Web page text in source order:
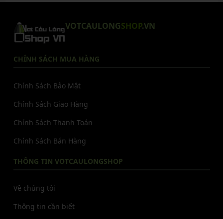
VOTCAULONGSHOP.VN
CHÍNH SÁCH MUA HÀNG
Chính Sách Bảo Mật
Chính Sách Giao Hàng
Chính Sách Thanh Toán
Chính Sách Bán Hàng
THÔNG TIN VOTCAULONGSHOP
Về chúng tôi
Thông tin cần biết